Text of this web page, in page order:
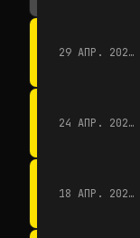
29 АПР. 2026 Г. · 14:00
24 АПР. 2026 Г. · 14:00
18 АПР. 2026 Г. · 13:00